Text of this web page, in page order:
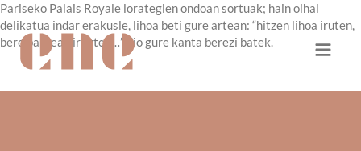
Pariseko Palais Royale lorategien ondoan sortuak; hain oihal
delikatua indar erakusle, lihoa beti gure artean: “hitzen lihoa iruten,
bere barnean irauten…” dio gure kanta berezi batek.